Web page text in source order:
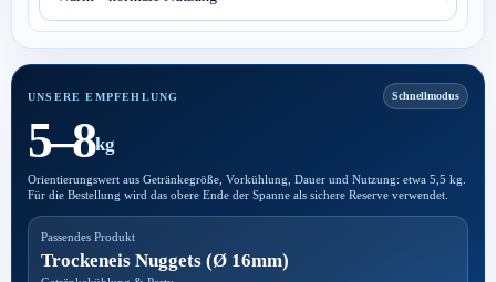
UNSERE EMPFEHLUNG Schnellmodus
5–8kg
Orientierungswert aus Getränkegröße, Vorkühlung, Dauer und Nutzung: etwa 5,5 kg.
Für die Bestellung wird das obere Ende der Spanne als sichere Reserve verwendet.
Passendes Produkt
Trockeneis Nuggets (Ø 16mm)